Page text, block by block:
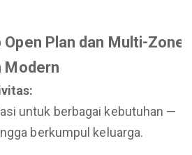
Plan dan Multi-Zone
Modern
untuk berbagai kebutuhan —
berkumpul keluarga.